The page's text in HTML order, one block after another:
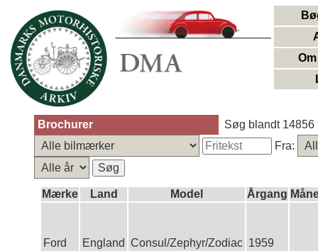
Brochurer
Søg blandt 14856
Fra:
Mærke Land Model Årgang
Ford England Consul/Zephyr/Zodiac 1959